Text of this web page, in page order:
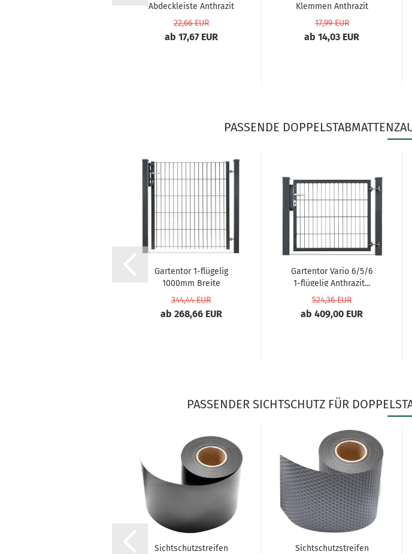
Abdeckleiste Anthrazit
RAL...
22,66 EUR
ab 17,67 EUR
Klemmen Anthrazit
RAL 7016...
17,99 EUR
ab 14,03 EUR
PASSENDE
Gartentor 1-flügelig
1000mm Breite
Anthrazit...
344,44 EUR
ab 268,66 EUR
Gartentor Vario 6/5/6
1-flügelig Anthrazit...
524,36 EUR
ab 409,00 EUR
PASSENDER SICHTSCHUTZ FÜR
Sichtschutzstreifen
Sichtschutzstreifen